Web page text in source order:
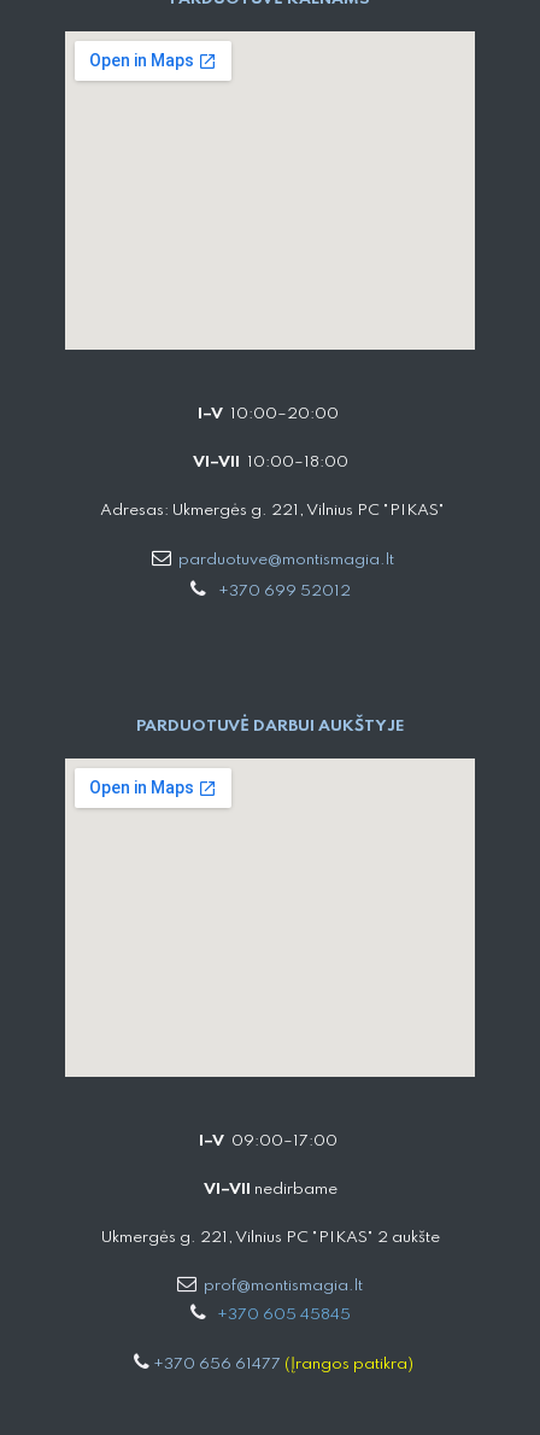
I–V 10:00–20:00
VI–VII 10:00–18:00
Adresas: Ukmergės g. 221, Vilnius PC "PIKAS"
parduotuve@montismagia.lt
+370 699 52012
PARDUOTUVĖ DARBUI AUKŠTYJE
I–V 09:00–17:00
VI–VII nedirbame
Ukmergės g. 221, Vilnius PC "PIKAS" 2 aukšte
prof@montismagia.lt
+370 605 4584​5
+370 656 61477 (Įrangos patikra)